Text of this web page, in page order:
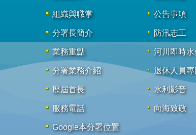
組織與職掌
分署長簡介
業務重點
分署業務介紹
歷屆首長
服務電話
Google本分署位置
公告事項
防汛志工
河川即時水
退休人員專
水利影音
向海致敬